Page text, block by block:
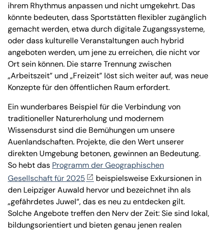
ihrem Rhythmus anpassen und nicht umgekehrt. Das
könnte bedeuten, dass Sportstätten flexibler zugänglich
gemacht werden, etwa durch digitale Zugangssysteme,
oder dass kulturelle Veranstaltungen auch hybrid
angeboten werden, um jene zu erreichen, die nicht vor
Ort sein können. Die starre Trennung zwischen
„Arbeitszeit” und „Freizeit” löst sich weiter auf, was neue
Konzepte für den öffentlichen Raum erfordert.
Ein wunderbares Beispiel für die Verbindung von
traditioneller Naturerholung und modernem
Wissensdurst sind die Bemühungen um unsere
Auenlandschaften. Projekte, die den Wert unserer
direkten Umgebung betonen, gewinnen an Bedeutung.
So hebt das Programm der Geographischen
Gesellschaft für 2025
beispielsweise Exkursionen in
den Leipziger Auwald hervor und bezeichnet ihn als
„gefährdetes Juwel“, das es neu zu entdecken gilt.
Solche Angebote treffen den Nerv der Zeit: Sie sind lokal,
bildungsorientiert und bieten genau jenen realen